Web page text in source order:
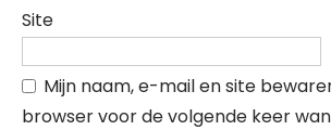
Site
Mijn naam, e-mail en site
browser voor de volgende keer